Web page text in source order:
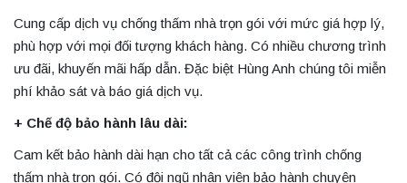
Cung cấp dịch vụ chống thấm nhà trọn gói với mức giá hợp lý,
phù hợp với mọi đối tượng khách hàng. Có nhiều chương trình
ưu đãi, khuyến mãi hấp dẫn. Đặc biệt Hùng Anh chúng tôi miễn
phí khảo sát và báo giá dịch vụ.
+ Chế độ bảo hành lâu dài:
Cam kết bảo hành dài hạn cho tất cả các công trình chống
thấm nhà trọn gói. Có đội ngũ nhân viên bảo hành chuyên